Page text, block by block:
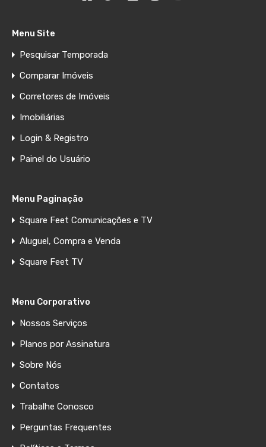
Menu Site
Pesquisar Temporada
Comparar Imóveis
Corretores de Imóveis
Imobiliárias
Login & Registro
Painel do Usuário
Menu Paginação
Square Feet Comunicações e TV
Aluguel, Compra e Venda
Square Feet TV
Menu Corporativo
Nossos Serviços
Planos por Assinatura
Sobre Nós
Contatos
Trabalhe Conosco
Perguntas Frequentes